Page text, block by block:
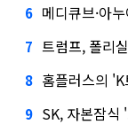
6 메디큐브·아
7 트럼프, 폴리실
8 홈플러스의
9 SK, 자본잠식